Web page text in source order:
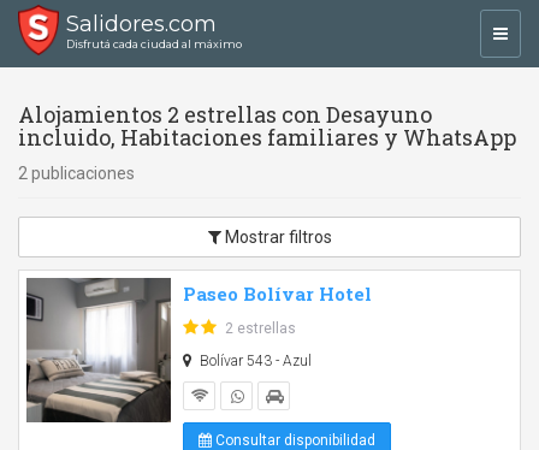
Salidores.com
Disfrutá cada ciudad al máximo
Alojamientos 2 estrellas con Desayuno
incluido, Habitaciones familiares y WhatsApp
2 publicaciones
Mostrar filtros
Paseo Bolívar Hotel
2 estrellas
Bolívar 543 - Azul
Consultar disponibilidad